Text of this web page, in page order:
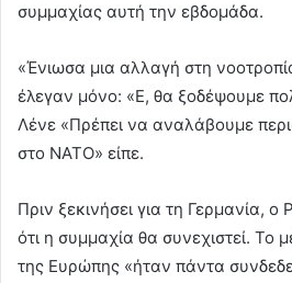
συμμαχίας αυτή την εβδομάδα.
«Ένιωσα μια αλλαγή στη
έλεγαν μόνο: «Ε, θα ξοδέψουμε
Λένε «Πρέπει να αναλάβουμε
στο ΝΑΤΟ» είπε.
Πριν ξεκινήσει για τη Γερμανία,
ότι η συμμαχία θα συνεχιστεί. Το
της Ευρώπης «ήταν πάντα